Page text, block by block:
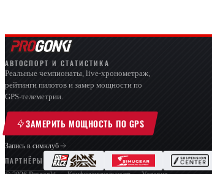
АВТОСПОРТ И СТАТИСТИКА
Реальные чемпионаты, live-хронометраж,
рейтинги пилотов и замер мощности по
GPS-телеметрии.
ЗАМЕРИТЬ МОЩНОСТЬ ПО GPS
Запись в симклуб
ПАРТНЁРЫ